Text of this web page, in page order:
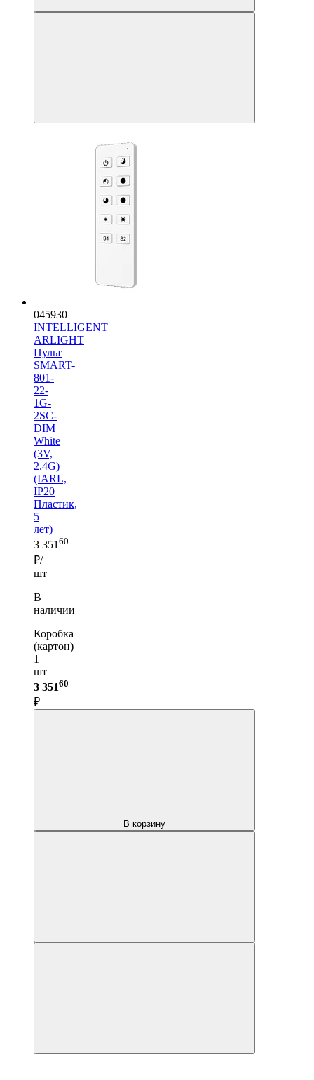
045930
INTELLIGENT
ARLIGHT
Пульт
SMART-
801-
22-
1G-
2SC-
DIM
White
(3V,
2.4G)
(IARL,
IP20
Пластик,
5
лет)
3 35160
₽/
шт
В
наличии
Коробка
(картон)
1
шт —
3 35160
₽
В корзину